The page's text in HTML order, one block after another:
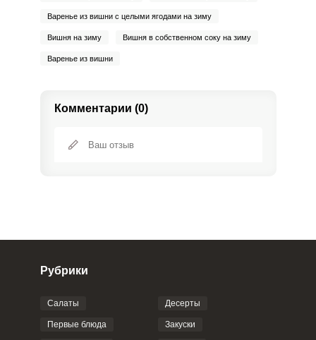
Варенье из вишни с целыми ягодами на зиму
Вишня на зиму Вишня в собственном соку на зиму
Варенье из вишни
Комментарии (0)
Фото до 4 шт, до 5 mb
Рубрики
Салаты
Первые блюда
Десерты
Закуски